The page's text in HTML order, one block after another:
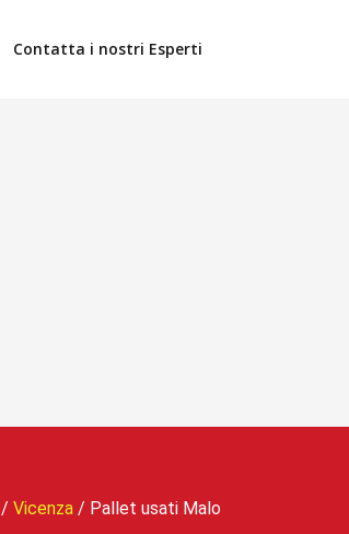
Contatta i nostri Esperti
/ Vicenza / Pallet usati Malo